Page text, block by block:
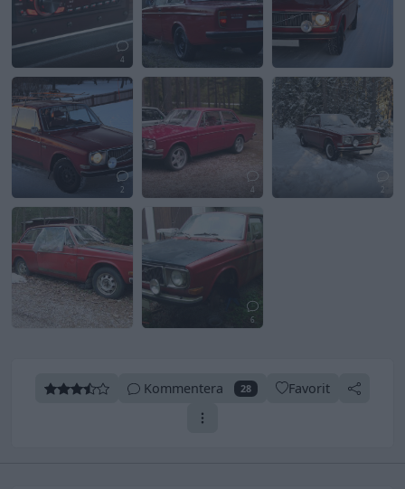
4
2 4 2
6
Kommentera 28 Favorit